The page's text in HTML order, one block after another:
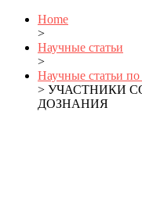
Home
>
Научные статьи
>
Научные статьи
> УЧАСТНИКИ
ДОЗНАНИЯ